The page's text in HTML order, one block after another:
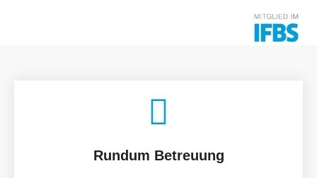
Rundum Betreuung